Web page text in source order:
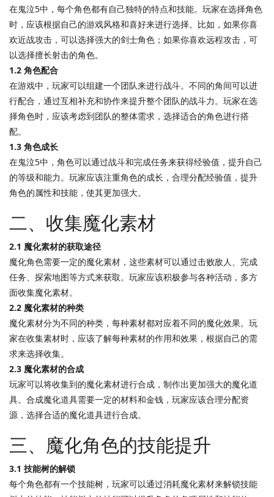
在鬼泣5中，每个角色都有自己独特的特点和技能。玩家在选择角色
时，应该根据自己的游戏风格和喜好来进行选择。比如，如果你喜
欢近战攻击，可以选择强大的剑士角色；如果你喜欢远程攻击，可
以选择擅长射击的角色。
1.2 角色配合
在游戏中，玩家可以组建一个团队来进行战斗。不同的角间可以进
行配合，通过互相补充和协作来提升整个团队的战斗力。玩家在选
择角色时，应该考虑到团队的整体需求，选择适合的角色进行搭
配。
1.3 角色成长
在鬼泣5中，角色可以通过战斗和完成任务来获得经验值，提升自己
的等级和能力。玩家应该注重角色的成长，合理分配经验值，提升
角色的属性和技能，使其更加强大。
二、收集魔化素材
2.1 魔化素材的获取途径
魔化角色需要一定的魔化素材，这些素材可以通过击败敌人、完成
任务、探索地图等方式来获取。玩家应该积极参与各种活动，多方
面收集魔化素材。
2.2 魔化素材的种类
魔化素材分为不同的种类，每种素材都对应着不同的魔化效果。玩
家在收集素材时，应该了解每种素材的作用和效果，根据自己的需
求来选择收集。
2.3 魔化素材的合成
玩家可以将收集到的魔化素材进行合成，制作出更加强大的魔化道
具。合成魔化道具需要一定的材料和金钱，玩家应该合理分配资
源，选择合适的魔化道具进行合成。
三、魔化角色的技能提升
3.1 技能树的解锁
每个角色都有一个技能树，玩家可以通过消耗魔化素材来解锁技能